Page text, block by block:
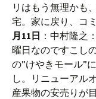
リはもう無理かも
宅。家に戻り、コ
月11日 ：中村隆之
曜日なのですこし
の”けやきモール”
し。リニューアル
産果物の安売りが